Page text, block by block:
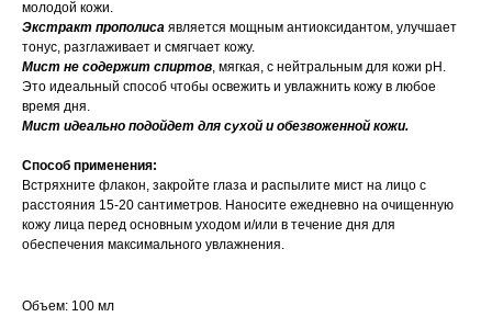
молодой кожи.
Экстракт прополиса является мощным антиоксидантом, улучшает
тонус, разглаживает и смягчает кожу.
Мист не содержит спиртов, мягкая, с нейтральным для кожи рН.
Это идеальный способ чтобы освежить и увлажнить кожу в любое
время дня.
Мист идеально подойдет для сухой и обезвоженной кожи.
Способ применения:
Встряхните флакон, закройте глаза и распылите мист на лицо с
расстояния 15-20 сантиметров. Наносите ежедневно на очищенную
кожу лица перед основным уходом и/или в течение дня для
обеспечения максимального увлажнения.
Объем: 100 мл